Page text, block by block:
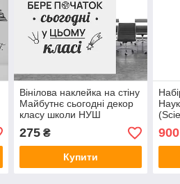
Вінілова наклейка на стіну
Майбутнє сьогодні декор
класу школи НУШ
500х600 мм матова
275₴
Купити
900